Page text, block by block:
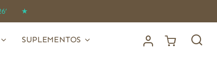
★
SUPLEMENTOS